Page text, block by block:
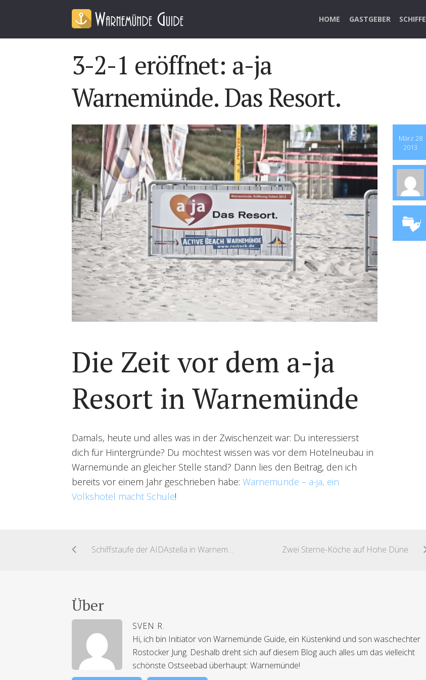
HOME GASTGEBER SCHIFFE
3-2-1 eröffnet: a-ja
Warnemünde. Das Resort.
März 28
2013
Die Zeit vor dem a-ja
Resort in Warnemünde
Damals, heute und alles was in der Zwischenzeit war: Du interessierst
dich für Hintergründe? Du möchtest wissen was vor dem Hotelneubau in
Warnemünde an gleicher Stelle stand? Dann lies den Beitrag, den ich
bereits vor einem Jahr geschrieben habe: Warnemünde – a-ja, ein
Volkshotel macht Schule!
Schiffstaufe der AIDAstella in Warnemünde Zwei Sterne-Köche auf Hohe Düne
Über
SVEN R.
Hi, ich bin Initiator von Warnemünde Guide, ein Küstenkind und son waschechter
Rostocker Jung. Deshalb dreht sich auf diesem Blog auch alles um das vielleicht
schönste Ostseebad überhaupt: Warnemünde!